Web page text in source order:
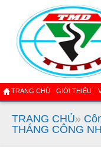
TRANG CHỦ GIỚI THIỆU
TRANG CHỦ»
THÁNG CÔNG